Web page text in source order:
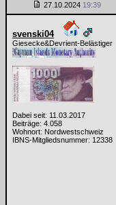
27.10.2024 19:39
svenski04
Giesecke&Devrient-Belästiger
Dabei seit: 11.03.2017
Beiträge: 4.058
Wohnort: Nordwestschweiz
IBNS-Mitgliedsnummer: 12338